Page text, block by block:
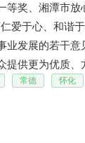
等奖、湘潭市放
于心、和谐于
业发展的若干
提供更为优质、
常德 怀化